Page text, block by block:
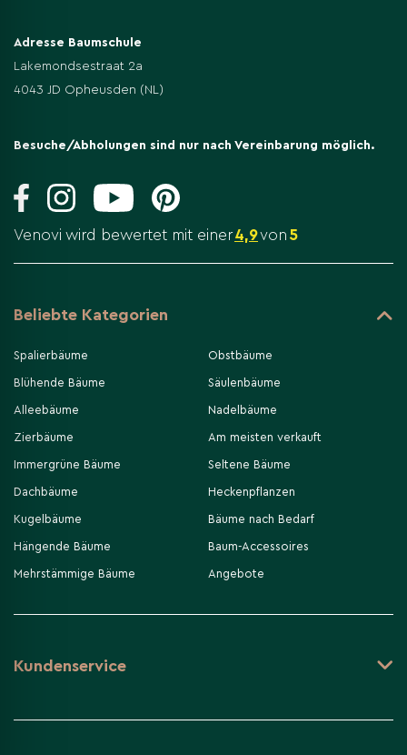
Adresse Baumschule
Lakemondsestraat 2a
4043 JD Opheusden (NL)
Besuche/Abholungen sind nur nach Vereinbarung möglich.
Venovi wird bewertet mit einer4,9von 5
Beliebte Kategorien
Spalierbäume
Blühende Bäume
Alleebäume
Zierbäume
Immergrüne Bäume
Dachbäume
Kugelbäume
Hängende Bäume
Mehrstämmige Bäume
Obstbäume
Säulenbäume
Nadelbäume
Am meisten verkauft
Seltene Bäume
Heckenpflanzen
Bäume nach Bedarf
Baum-Accessoires
Angebote
Kundenservice